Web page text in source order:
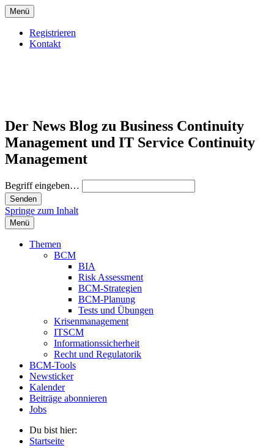
Menü
Registrieren
Kontakt
Der News Blog zu Business Continuity
Management und IT Service Continuity
Management
Begriff eingeben…
Springe zum Inhalt
Menü
Themen
BCM
BIA
Risk Assessment
BCM-Strategien
BCM-Planung
Tests und Übungen
Krisenmanagement
ITSCM
Informationssicherheit
Recht und Regulatorik
BCM-Tools
Newsticker
Kalender
Beiträge abonnieren
Jobs
Du bist hier:
Startseite